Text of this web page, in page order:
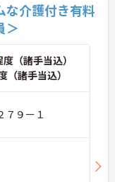
な介護付き有料
＞
度（諸手当込）
（諸手当込）
７９ー１